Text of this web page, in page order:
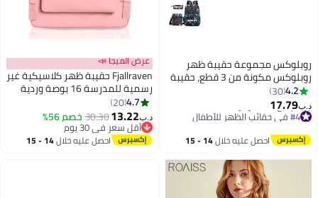
روبلوكس مجموعة حقيبة ظهر
روبلوكس مكونة من 3 قطع، حقيبة
كتب كبيرة السعة، حقائب مدرسية
أنمي مع حقيبة كروسبودي وحقيبة
أقلام، حقيبة ظهر كرتونية للكمبيوتر
المحمول، حقائب ظهر كاواي للطلاب
والأولاد والبنات
4.2
30
د.ب‏17.79
#4 في حقائب الظهر للأطفال
تم بيع +10 مؤخرًا
#4 في حقائب الظهر للأطفال احصل عليه خلال 14 - 15
12
عرض الميجا 📣
Fjallraven حقيبة ظهر كلاسيكية غير
رسمية للمدرسة 16 بوصة وردية
4.7
20
د.ب‏13.22
30.30خصم 56%
أقل سعر في 30 يوم
أقل سعر في 30 يوماحصل عليه خلال 14 - 15